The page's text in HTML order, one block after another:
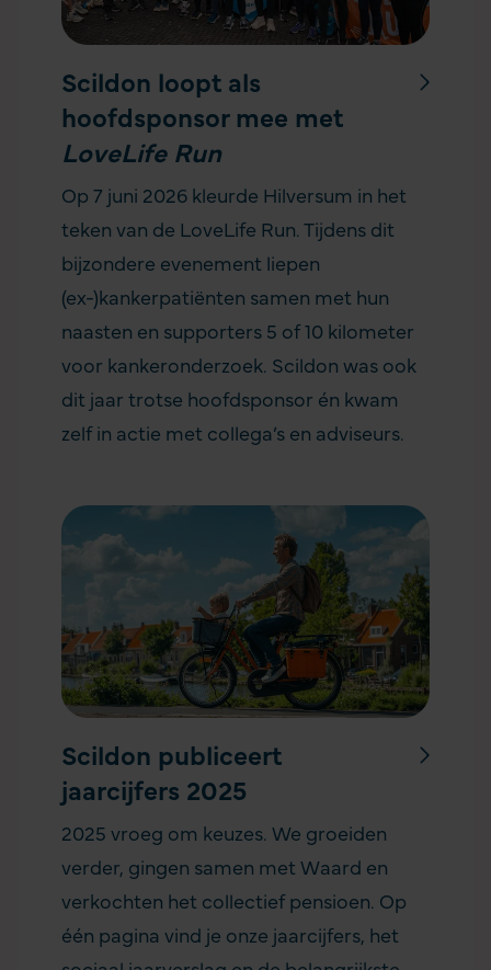
Scildon loopt als
hoofdsponsor mee met
LoveLife Run
Op 7 juni 2026 kleurde Hilversum in het
teken van de LoveLife Run. Tijdens dit
bijzondere evenement liepen
(ex-)kankerpatiënten samen met hun
naasten en supporters 5 of 10 kilometer
voor kankeronderzoek. Scildon was ook
dit jaar trotse hoofdsponsor én kwam
zelf in actie met collega’s en adviseurs.
Scildon publiceert
jaarcijfers 2025
2025 vroeg om keuzes. We groeiden
verder, gingen samen met Waard en
verkochten het collectief pensioen. Op
één pagina vind je onze jaarcijfers, het